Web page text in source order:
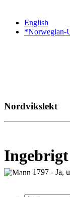
English
*Norwegian-
Nordvikslekt
1797 - Ja,